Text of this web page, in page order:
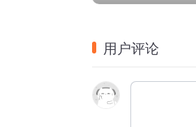
用户评论